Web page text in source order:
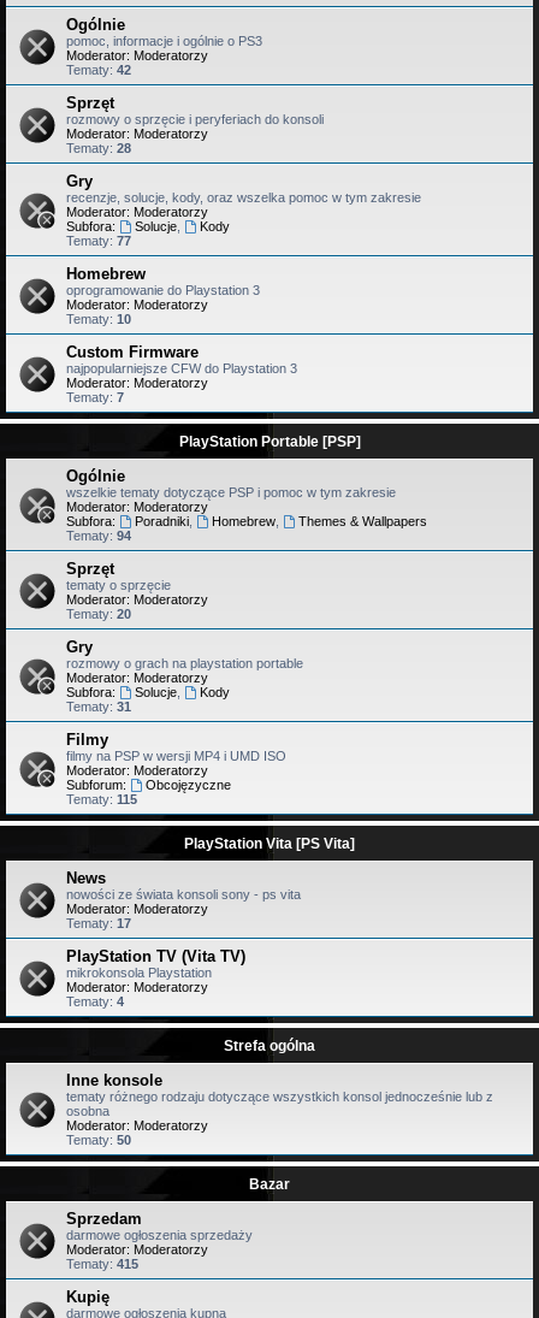
Ogólnie
pomoc, informacje i ogólnie o PS3
Moderator: Moderatorzy
Tematy: 42
Sprzęt
rozmowy o sprzęcie i peryferiach do konsoli
Moderator: Moderatorzy
Tematy: 28
Gry
recenzje, solucje, kody, oraz wszelka pomoc w tym zakresie
Moderator: Moderatorzy
Subfora:
Solucje,
Kody
Tematy: 77
Homebrew
oprogramowanie do Playstation 3
Moderator: Moderatorzy
Tematy: 10
Custom Firmware
najpopularniejsze CFW do Playstation 3
Moderator: Moderatorzy
Tematy: 7
PlayStation Portable [PSP]
Ogólnie
wszelkie tematy dotyczące PSP i pomoc w tym zakresie
Moderator: Moderatorzy
Subfora:
Poradniki, Homebrew,
Themes & Wallpapers
Tematy: 94
Sprzęt
tematy o sprzęcie
Moderator: Moderatorzy
Tematy: 20
Gry
rozmowy o grach na playstation portable
Moderator: Moderatorzy
Subfora:
Solucje,
Kody
Tematy: 31
Filmy
filmy na PSP w wersji MP4 i UMD ISO
Moderator: Moderatorzy
Subforum:
Obcojęzyczne
Tematy: 115
PlayStation Vita [PS Vita]
News
nowości ze świata konsoli sony - ps vita
Moderator: Moderatorzy
Tematy: 17
PlayStation TV (Vita TV)
mikrokonsola Playstation
Moderator: Moderatorzy
Tematy: 4
Strefa ogólna
Inne konsole
tematy różnego rodzaju dotyczące wszystkich konsol jednocześnie lub z
osobna
Moderator: Moderatorzy
Tematy: 50
Bazar
Sprzedam
darmowe ogłoszenia sprzedaży
Moderator: Moderatorzy
Tematy: 415
Kupię
darmowe ogłoszenia kupna